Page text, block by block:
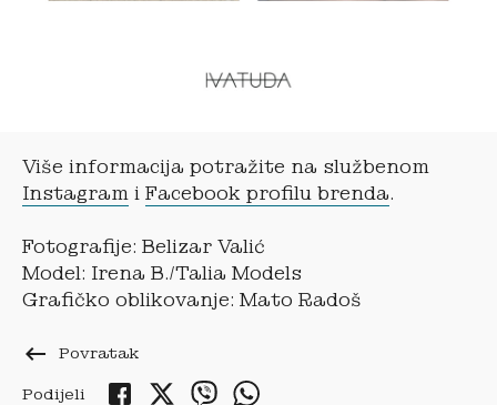
Više informacija potražite na službenom
Instagram i Facebook profilu brenda.
Fotografije: Belizar Valić
Model: Irena B./Talia Models
Grafičko oblikovanje: Mato Radoš
keyboard_backspace Povratak
Podijeli